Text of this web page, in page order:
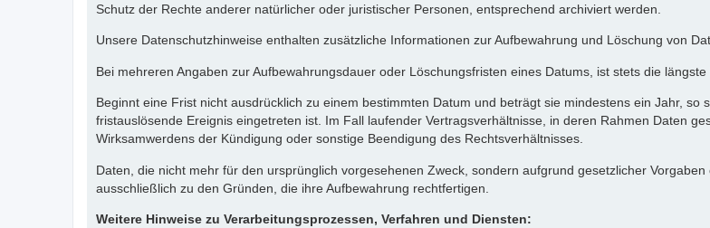
Schutz der Rechte anderer natürlicher oder juristischer Personen, entsprechend archiviert werden.
Unsere Datenschutzhinweise enthalten zusätzliche Informationen zur Aufbewahrung und Löschung von
Bei mehreren Angaben zur Aufbewahrungsdauer oder Löschungsfristen eines Datums, ist stets die längste
Beginnt eine Frist nicht ausdrücklich zu einem bestimmten Datum und beträgt sie mindestens ein Jahr,
fristauslösende Ereignis eingetreten ist. Im Fall laufender Vertragsverhältnisse, in deren Rahmen Daten
Wirksamwerdens der Kündigung oder sonstige Beendigung des Rechtsverhältnisses.
Daten, die nicht mehr für den ursprünglich vorgesehenen Zweck, sondern aufgrund gesetzlicher
ausschließlich zu den Gründen, die ihre Aufbewahrung rechtfertigen.
Weitere Hinweise zu Verarbeitungsprozessen, Verfahren und Diensten: